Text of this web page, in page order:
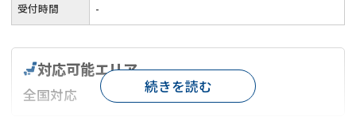
受付時間 -
対応可能エリア
全国対応 続きを読む